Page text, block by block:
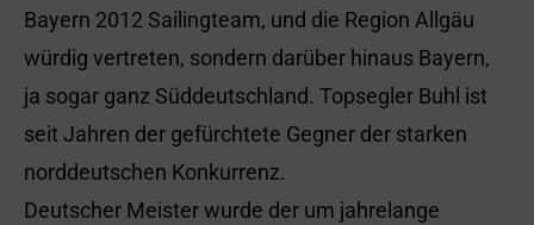
Bayern 2012 Sailingteam, und die Region Allgäu
würdig vertreten, sondern darüber hinaus Bayern,
ja sogar ganz Süddeutschland. Topsegler Buhl ist
seit Jahren der gefürchtete Gegner der starken
norddeutschen Konkurrenz.
Deutscher Meister wurde der um jahrelange